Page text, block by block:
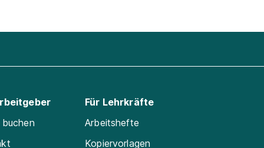
Für Lehrkräfte
Arbeitshefte
Kopiervorlagen